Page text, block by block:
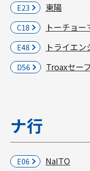
E23 東陽
C18 トーチョ
E48 トライエ
D56 Troaxセー
ナ行
E06 NaITO